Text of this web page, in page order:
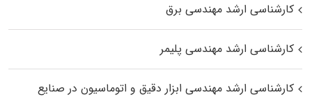
کارشناسی ارشد مهندسی برق
کارشناسی ارشد مهندسی پلیمر
کارشناسی ارشد مهندسی ابزار دقیق و اتوماسیون در صنایع